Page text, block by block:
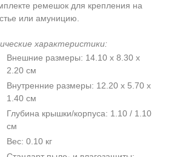
ремешок для крепления на
или амуницию.
характеристики:
Внешние размеры: 14.10 x 8.30 x
2.20 см
Внутренние размеры: 12.20 x 5.70 x
1.40 см
Глубина крышки/корпуса: 1.10 / 1.10
см
Вес: 0.10 кг